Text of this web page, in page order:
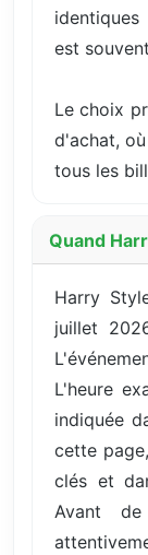
est
Le choix
d'achat,
tous les
Quand
Harry
juillet
L'heure
indiquée
cette
clés et
Avant